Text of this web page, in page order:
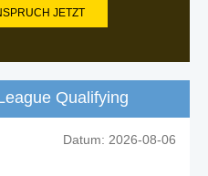
JETZT
Qualifying
Datum: 2026-08-06